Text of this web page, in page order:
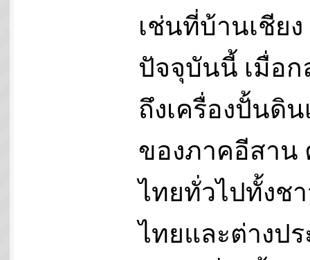
เช่นที่บ้านเชีย
ปัจจุบันนี้ เมื่อก
ถึงเครื่องปั้นดิน
ของภาคอีสาน
ไทยทั่วไปทั้งช
ไทยและต่างปร